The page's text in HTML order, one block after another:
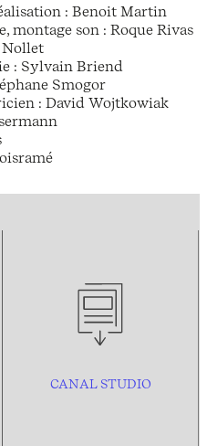
: Benoit Martin
montage son : Roque Rivas
Nollet
: Sylvain Briend
Smogor
: David Wojtkowiak
CANAL STUDIO